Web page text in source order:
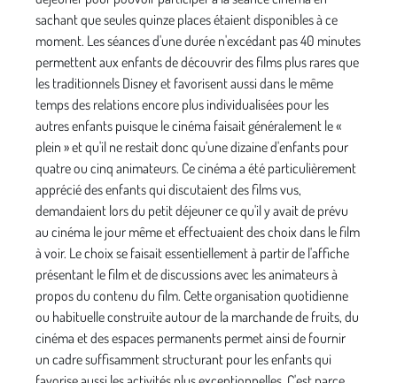
sachant que seules quinze places étaient disponibles à ce
moment. Les séances d'une durée n'excédant pas 40 minutes
permettent aux enfants de découvrir des films plus rares que
les traditionnels Disney et favorisent aussi dans le même
temps des relations encore plus individua­lisées pour les
autres enfants puisque le cinéma faisait généralement le «
plein » et qu'il ne restait donc qu'une dizaine d'enfants pour
quatre ou cinq animateurs. Ce cinéma a été particulière­ment
apprécié des enfants qui discutaient des films vus,
demandaient lors du petit déjeuner ce qu'il y avait de prévu
au cinéma le jour même et effectuaient des choix dans le film
à voir. Le choix se faisait essentiellement à partir de l'affiche
pré­sentant le film et de discussions avec les animateurs à
propos du contenu du film. Cette organisation quotidienne
ou habi­tuelle construite autour de la marchande de fruits, du
cinéma et des espaces per­manents permet ainsi de fournir
un cadre suffisamment structurant pour les enfants qui